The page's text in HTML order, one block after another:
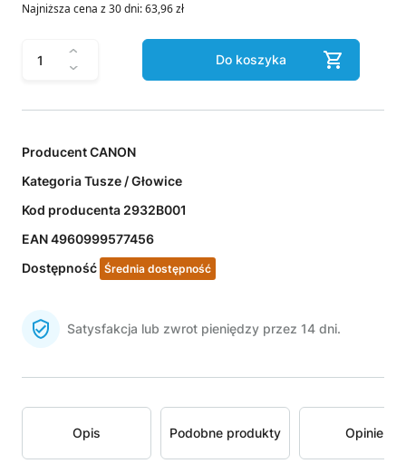
Najniższa cena z 30 dni:63,96zł
ProducentCANON
KategoriaTusze / Głowice
Kod producenta 2932B001
EAN4960999577456
Dostępność Średnia dostępność
Do koszyka
Satysfakcja lub zwrot pieniędzy przez 14 dni.
Opis Podobne produkty Opinie